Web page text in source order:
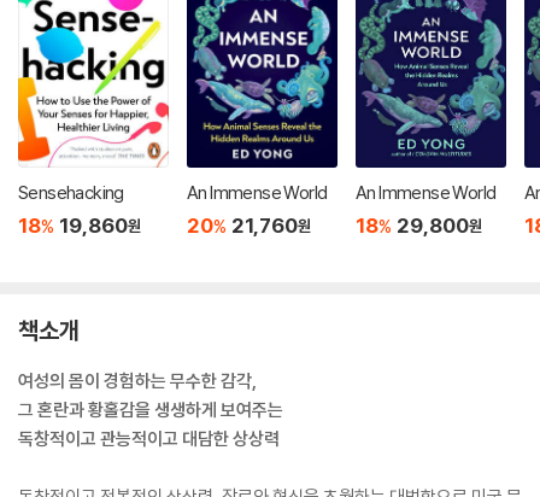
Sensehacking
18% 19,860원
An Immense World
20% 21,760원
An Immense World
18% 29,800원
책소개
여성의 몸이 경험하는 무수한 감각,
그 혼란과 황홀감을 생생하게 보여주는
독창적이고 관능적이고 대담한 상상력